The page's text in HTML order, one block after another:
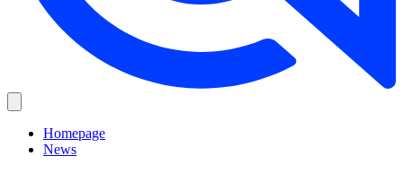
Homepage
News